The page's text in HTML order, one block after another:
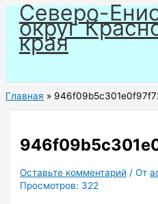
Перейти
содержимому
Северо-
округ
края
Главная
Оставьте комментарий / От
Просмотров: 322